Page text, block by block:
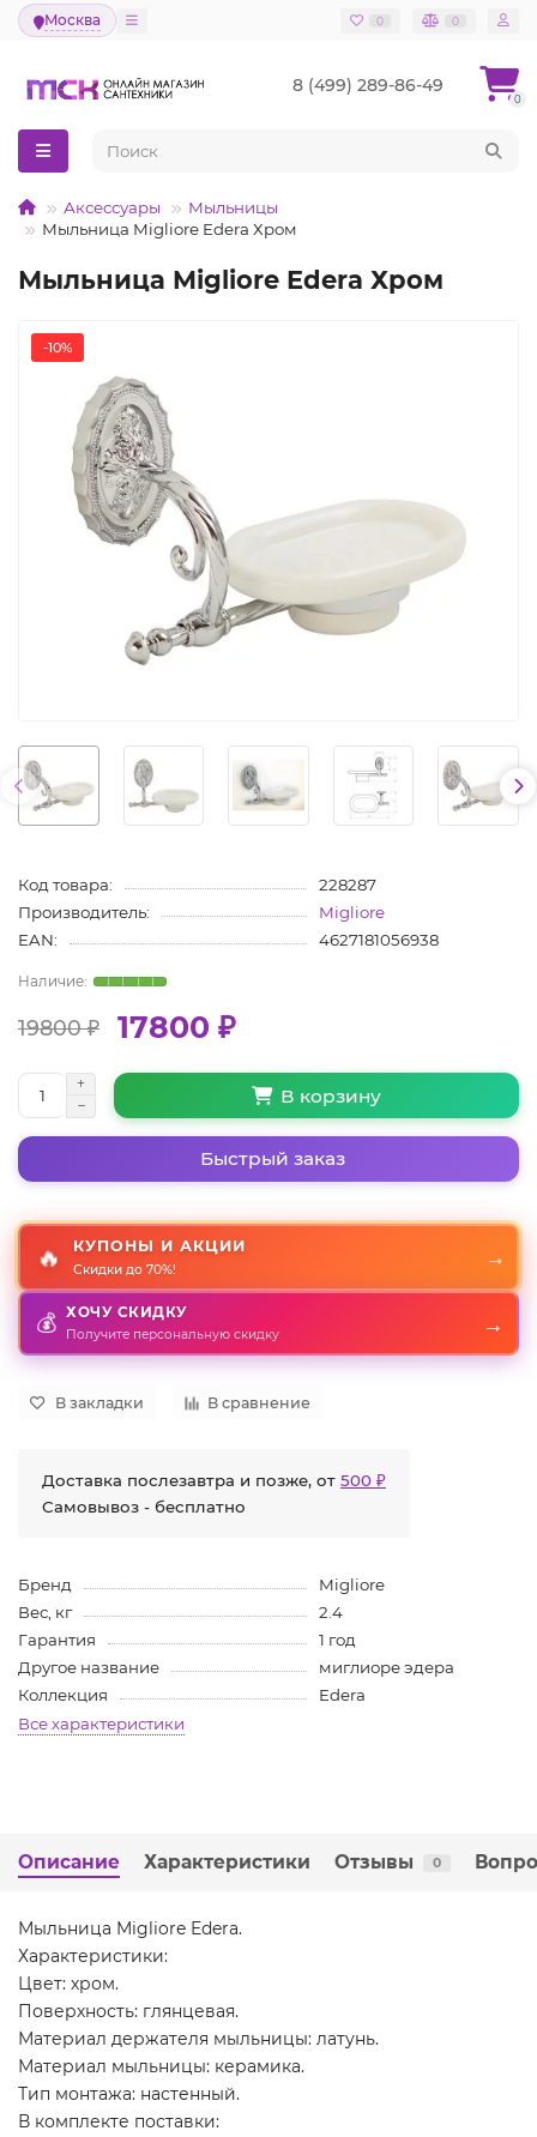
Москва 0 0
8 (499) 289-86-49
0
Аксессуары
Мыльницы
Мыльница Migliore Edera Хром
Мыльница Migliore Edera Хром
-10%
Код товара:
228287
Производитель:
Migliore
EAN:
4627181056938
19800 ₽ 17800 ₽
В корзину
Быстрый заказ
🔥 КУПОНЫ И АКЦИИ
Скидки до 70%!
→
💰 ХОЧУ СКИДКУ
Получите персональную скидку →
В закладки В сравнение
Доставка послезавтра и позже, от 500 ₽
Самовывоз - бесплатно
Бренд
Migliore
Вес, кг
2.4
Гарантия
1 год
Другое название
миглиоре эдера
Коллекция
Edera
Все характеристики
Описание Характеристики Отзывы 0
Мыльница Migliore Edera.
Характеристики:
Цвет: хром.
Поверхность: глянцевая.
Материал держателя мыльницы: латунь.
Материал мыльницы: керамика.
Тип монтажа: настенный.
В комплекте поставки: